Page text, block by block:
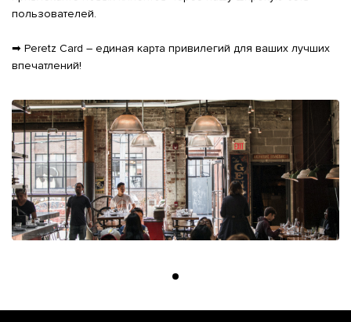
пользователей.
➡ Peretz Card – единая карта привилегий для ваших лучших
впечатлений!